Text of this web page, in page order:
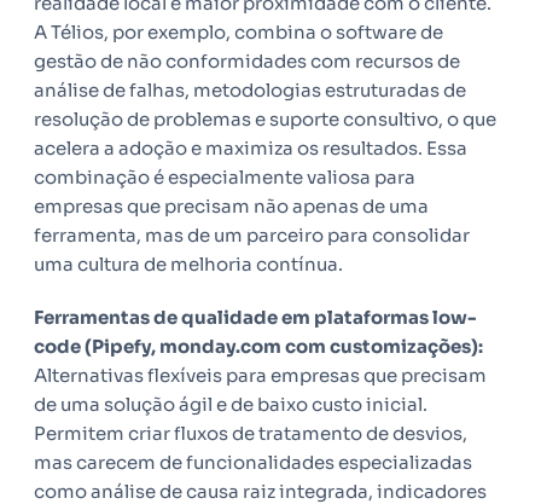
A Télios, por exemplo, combina o software de
gestão de não conformidades com recursos de
análise de falhas, metodologias estruturadas de
resolução de problemas e suporte consultivo, o que
acelera a adoção e maximiza os resultados. Essa
combinação é especialmente valiosa para
empresas que precisam não apenas de uma
ferramenta, mas de um parceiro para consolidar
uma cultura de melhoria contínua.
Ferramentas de qualidade em plataformas low-
code (Pipefy, monday.com com customizações):
Alternativas flexíveis para empresas que precisam
de uma solução ágil e de baixo custo inicial.
Permitem criar fluxos de tratamento de desvios,
mas carecem de funcionalidades especializadas
como análise de causa raiz integrada, indicadores